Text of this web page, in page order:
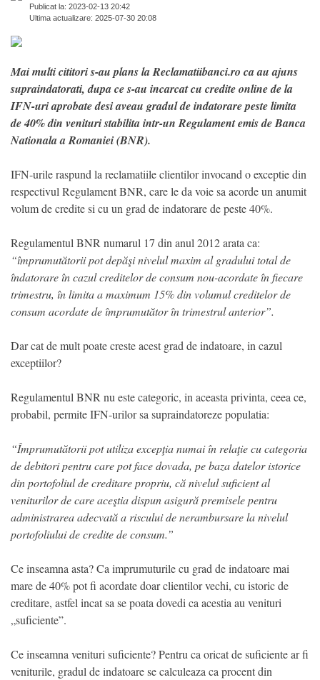
Publicat la: 2023-02-13 20:42
Ultima actualizare: 2025-07-30 20:08
Mai multi cititori s-au plans la Reclamatiibanci.ro ca au ajuns
supraindatorati, dupa ce s-au incarcat cu credite online de la
IFN-uri aprobate desi aveau gradul de indatorare peste limita
de 40% din venituri stabilita intr-un Regulament emis de Banca
Nationala a Romaniei (BNR).
IFN-urile raspund la reclamatiile clientilor invocand o exceptie din
respectivul Regulament BNR, care le da voie sa acorde un anumit
volum de credite si cu un grad de indatorare de peste 40%.
Regulamentul BNR numarul 17 din anul 2012 arata ca:
“împrumutătorii pot depăşi nivelul maxim al gradului total de
îndatorare în cazul creditelor de consum nou-acordate în fiecare
trimestru, în limita a maximum 15% din volumul creditelor de
consum acordate de împrumutător în trimestrul anterior”.
Dar cat de mult poate creste acest grad de indatoare, in cazul
exceptiilor?
Regulamentul BNR nu este categoric, in aceasta privinta, ceea ce,
probabil, permite IFN-urilor sa supraindatoreze populatia:
“Împrumutătorii pot utiliza excepţia numai în relaţie cu categoria
de debitori pentru care pot face dovada, pe baza datelor istorice
din portofoliul de creditare propriu, că nivelul suficient al
veniturilor de care aceştia dispun asigură premisele pentru
administrarea adecvată a riscului de nerambursare la nivelul
portofoliului de credite de consum.”
Ce inseamna asta? Ca imprumuturile cu grad de indatoare mai
mare de 40% pot fi acordate doar clientilor vechi, cu istoric de
creditare, astfel incat sa se poata dovedi ca acestia au venituri
„suficiente”.
Ce inseamna venituri suficiente? Pentru ca oricat de suficiente ar fi
veniturile, gradul de indatoare se calculeaza ca procent din